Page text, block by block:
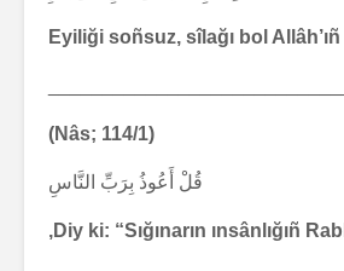
Eyiliği soñsuz, sîlağı bol Allâh’ıñ
(Nâs; 114/1)
قُلْ أَعُوذُ بِرَبِّ النَّاسِ
Diy ki: “Sığınarın ınsânlığıñ